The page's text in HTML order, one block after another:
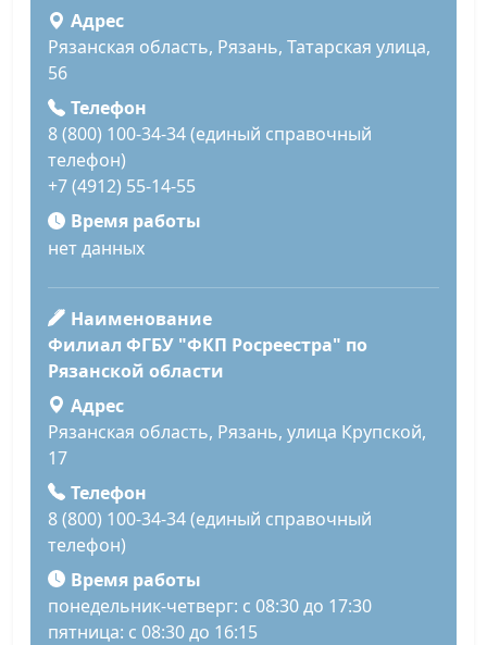
Адрес
Рязанская область, Рязань, Татарская улица,
56
Телефон
8 (800) 100-34-34 (единый справочный
телефон)
+7 (4912) 55-14-55
Время работы
нет данных
Наименование
Филиал ФГБУ "ФКП Росреестра" по
Рязанской области
Адрес
Рязанская область, Рязань, улица Крупской,
17
Телефон
8 (800) 100-34-34 (единый справочный
телефон)
Время работы
понедельник-четверг: с 08:30 до 17:30
пятница: с 08:30 до 16:15